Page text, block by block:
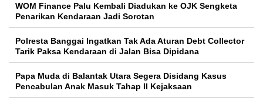
WOM Finance Palu Kembali Diadukan ke OJK Sengketa
Penarikan Kendaraan Jadi Sorotan
Polresta Banggai Ingatkan Tak Ada Aturan Debt Collector
Tarik Paksa Kendaraan di Jalan Bisa Dipidana
Papa Muda di Balantak Utara Segera Disidang Kasus
Pencabulan Anak Masuk Tahap II Kejaksaan